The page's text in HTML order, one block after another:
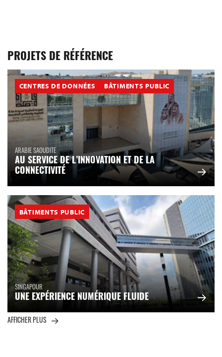
PROJETS DE RÉFÉRENCE
CENTRES DE DONNÉES BÂTIMENTS PUBLIC
ARABIE SAOUDITE
AU SERVICE DE L’INNOVATION ET DE LA
CONNECTIVITÉ
BÂTIMENTS PUBLIC
SINGAPOUR
UNE EXPÉRIENCE NUMÉRIQUE FLUIDE
AFFICHER PLUS